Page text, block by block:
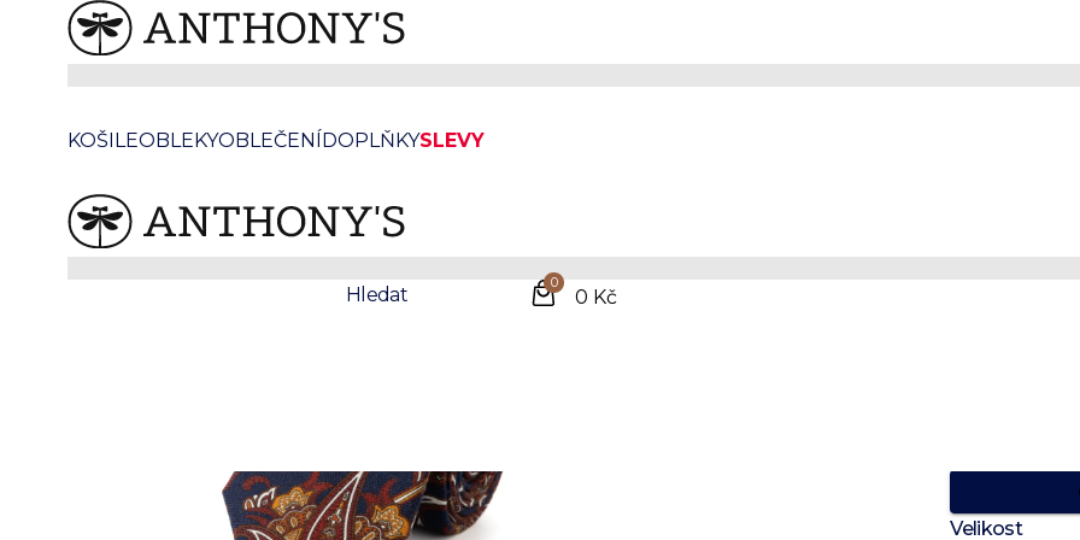
KOŠILEOBLEKYOBLEČENÍDOPLŇKYSLEVY
Hledat
0
0 Kč
Anthonys / Doplňky / Kravaty
Vícebarevná hedvábná kravata se vzorem
Velikost